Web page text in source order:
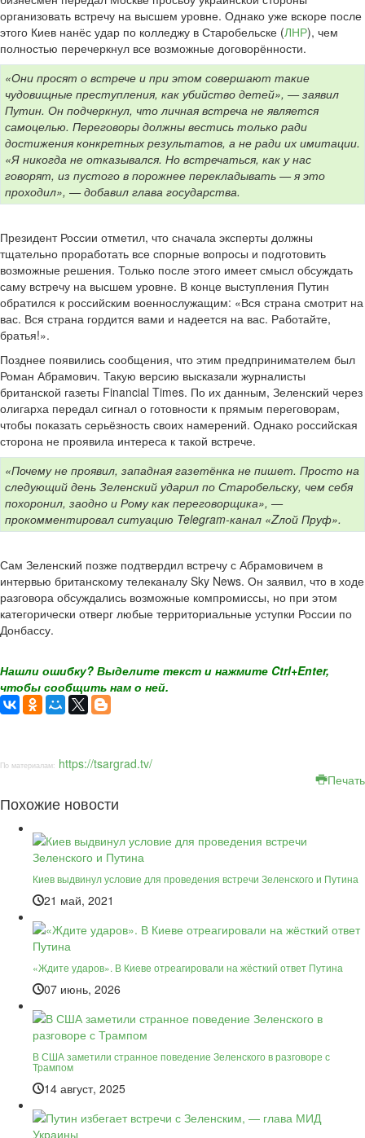
организовать встречу на высшем уровне. Однако уже вскоре после
этого Киев нанёс удар по колледжу в Старобельске (ЛНР), чем
полностью перечеркнул все возможные договорённости.
«Они просят о встрече и при этом совершают такие
чудовищные преступления, как убийство детей», — заявил
Путин. Он подчеркнул, что личная встреча не является
самоцелью. Переговоры должны вестись только ради
достижения конкретных результатов, а не ради их имитации.
«Я никогда не отказывался. Но встречаться, как у нас
говорят, из пустого в порожнее перекладывать — я это
проходил», — добавил глава государства.
Президент России отметил, что сначала эксперты должны
тщательно проработать все спорные вопросы и подготовить
возможные решения. Только после этого имеет смысл обсуждать
саму встречу на высшем уровне. В конце выступления Путин
обратился к российским военнослужащим: «Вся страна смотрит на
вас. Вся страна гордится вами и надеется на вас. Работайте,
братья!».
Позднее появились сообщения, что этим предпринимателем был
Роман Абрамович. Такую версию высказали журналисты
британской газеты Financial Times. По их данным, Зеленский через
олигарха передал сигнал о готовности к прямым переговорам,
чтобы показать серьёзность своих намерений. Однако российская
сторона не проявила интереса к такой встрече.
«Почему не проявил, западная газетёнка не пишет. Просто на
следующий день Зеленский ударил по Старобельску, чем себя
похоронил, заодно и Рому как переговорщика», —
прокомментировал ситуацию Telegram-канал «Zлой Пруф».
Сам Зеленский позже подтвердил встречу с Абрамовичем в
интервью британскому телеканалу Sky News. Он заявил, что в ходе
разговора обсуждались возможные компромиссы, но при этом
категорически отверг любые территориальные уступки России по
Донбассу.
Нашли ошибку? Выделите текст и нажмите Ctrl+Enter,
чтобы сообщить нам о ней.
По материалам: https://tsargrad.tv/
Печать
Похожие новости
Киев выдвинул условие для проведения встречи Зеленского и Путина
21 май, 2021
«Ждите ударов». В Киеве отреагировали на жёсткий ответ Путина
07 июнь, 2026
В США заметили странное поведение Зеленского в разговоре с
Трампом
14 август, 2025